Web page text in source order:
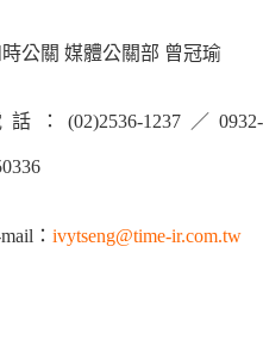
公關 媒體公關部 曾冠瑜
話：(02)2536-1237／0932-
： ivytseng@time-ir.com.tw